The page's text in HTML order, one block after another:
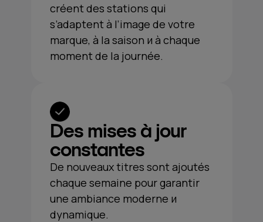
créent des stations qui
s’adaptent à l’image de votre
marque, à la saison и à chaque
moment de la journée.
Des mises à jour
constantes
De nouveaux titres sont ajoutés
chaque semaine pour garantir
une ambiance moderne и
dynamique.